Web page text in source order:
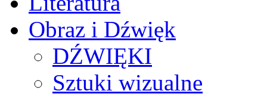
Obraz i Dźwięk
DŹWIĘKI
Sztuki wizualne